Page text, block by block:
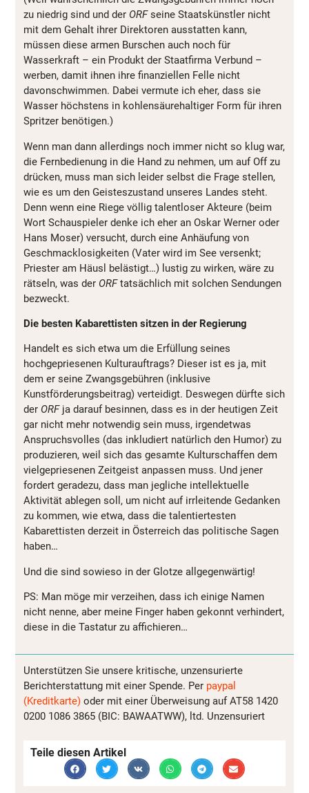
zu niedrig sind und der ORFseine Staatskünstler nicht
mit dem Gehalt ihrer Direktoren ausstatten kann,
müssen diese armen Burschen auch noch für
Wasserkraft – ein Produkt der Staatfirma Verbund –
werben, damit ihnen ihre finanziellen Felle nicht
davonschwimmen. Dabei vermute ich eher, dass sie
Wasser höchstens in kohlensäurehaltiger Form für ihren
Spritzer benötigen.)
Wenn man dann allerdings noch immer nicht so klug war,
die Fernbedienung in die Hand zu nehmen, um auf Off zu
drücken, muss man sich leider selbst die Frage stellen,
wie es um den Geisteszustand unseres Landes steht.
Denn wenn eine Riege völlig talentloser Akteure (beim
Wort Schauspieler denke ich eher an Oskar Werner oder
Hans Moser) versucht, durch eine Anhäufung von
Geschmacklosigkeiten (Vater wird im See versenkt;
Priester am Häusl belästigt…) lustig zu wirken, wäre zu
rätseln, was der ORFtatsächlich mit solchen Sendungen
bezweckt.
Die besten Kabarettisten sitzen in der Regierung
Handelt es sich etwa um die Erfüllung seines
hochgepriesenen Kulturauftrags? Dieser ist es ja, mit
dem er seine Zwangsgebühren (inklusive
Kunstförderungsbeitrag) verteidigt. Deswegen dürfte sich
der ORFja darauf besinnen, dass es in der heutigen Zeit
gar nicht mehr notwendig sein muss, irgendetwas
Anspruchsvolles (das inkludiert natürlich den Humor) zu
produzieren, weil sich das gesamte Kulturschaffen dem
vielgepriesenen Zeitgeist anpassen muss. Und jener
fordert geradezu, dass man jegliche intellektuelle
Aktivität ablegen soll, um nicht auf irrleitende Gedanken
zu kommen, wie etwa, dass die talentiertesten
Kabarettisten derzeit in Österreich das politische Sagen
haben…
Und die sind sowieso in der Glotze allgegenwärtig!
PS: Man möge mir verzeihen, dass ich einige Namen
nicht nenne, aber meine Finger haben gekonnt verhindert,
diese in die Tastatur zu affichieren…
Unterstützen Sie unsere kritische, unzensurierte
Berichterstattung mit einer Spende. Per paypal
(Kreditkarte) oder mit einer Überweisung auf AT58 1420
0200 1086 3865 (BIC: BAWAATWW), ltd. Unzensuriert
Teile diesen Artikel